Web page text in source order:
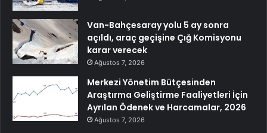
Van-Bahçesaray yolu 5 ay sonra
açıldı, araç geçişine Çığ Komisyonu
karar verecek
Ağustos 7, 2026
Merkezi Yönetim Bütçesinden
Araştırma Geliştirme Faaliyetleri İçin
Ayrılan Ödenek ve Harcamalar, 2026
Ağustos 7, 2026